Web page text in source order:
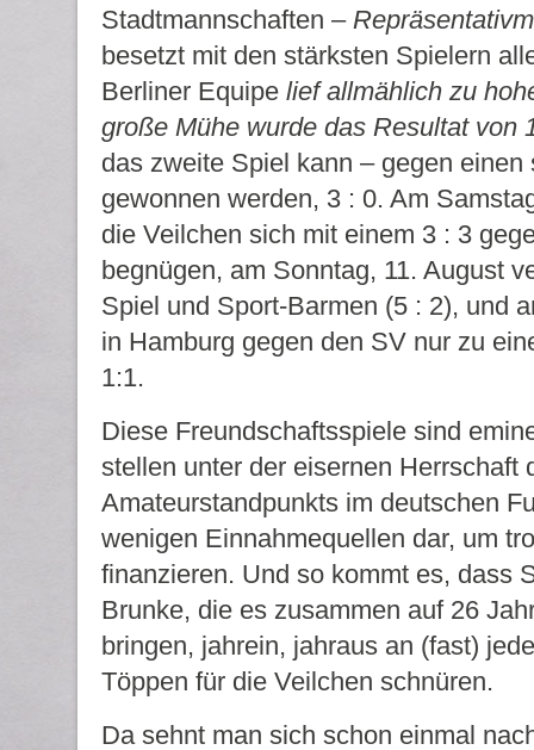
Stadtmannschaften –
besetzt mit den stärksten Spielern
Berliner Equipe lief allmählich zu
große Mühe wurde das Resultat von
das zweite Spiel kann – gegen einen
gewonnen werden, 3 : 0. Am
die Veilchen sich mit einem 3 : 3
begnügen, am Sonntag, 11. August
Spiel und Sport-Barmen (5 : 2), und
in Hamburg gegen den SV nur zu
1:1.
Diese Freundschaftsspiele sind
stellen unter der eisernen Herrschaft
Amateurstandpunkts im deutschen
wenigen Einnahmequellen dar, um
finanzieren. Und so kommt es, dass
Brunke, die es zusammen auf 26
bringen, jahrein, jahraus an (fast)
Töppen für die Veilchen schnüren.
Da sehnt man sich schon einmal